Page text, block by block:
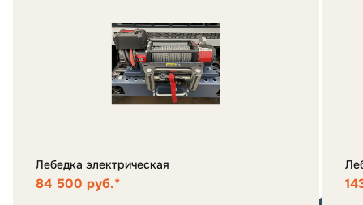
Лебедка электрическая
84 500 руб.*